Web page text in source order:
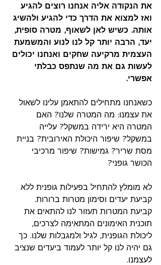
את הנקודה אליה אנחנו רוצים להגיע
ואז למצוא את הדרך כדי להגיע ולהשיג
אותה. כשיש לאן לשאוף, מטרה סופית,
יעד, הרבה יותר קל לנו לנוע והמשמעת
העצמית מרקיעה שחקים ואנחנו יכולים
לעשות גם את מה שנתפס כבלתי
אפשרי.
כשאנחנו מתחילים להתאמן עלינו לשאול
את עצמנו: מה המטרה שלנו? האם
המטרה היא ירידה במשקל? עלייה
במשקל? שיפור היכולת האירובית? בניית
מסת שריר? גמישות? שיפור מרכיבי
הכושר גופני?
לא מומלץ להתחיל בפעילות גופנית ללא
קביעת יעדים וסימון מטרות ברורות.
קביעת המטרות תעזור לנו להתאים את
תוכנית האימונים המתאימה לצרכים,
ליכולת הגופנית, לגיל ולמגבלות שלנו. כך
גם יהיה לנו קל יותר לעמוד ביעדים שנציב
לעצמנו.